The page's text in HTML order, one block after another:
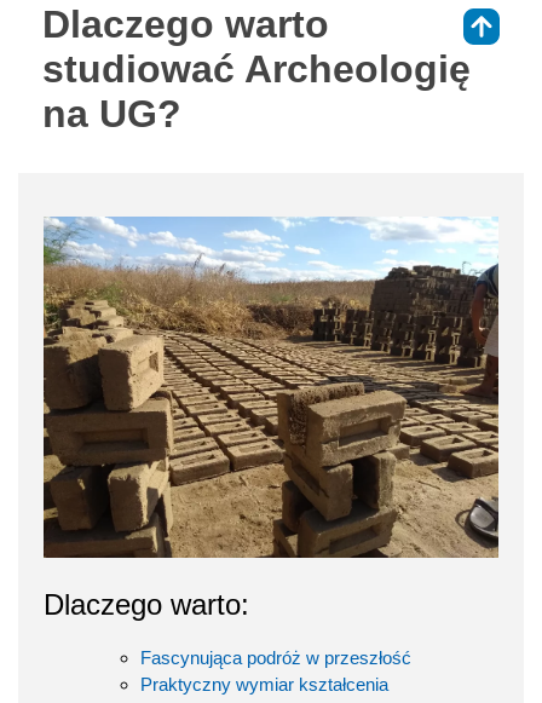
Dlaczego warto
studiować Archeologię
na UG?
Dlaczego warto:
Fascynująca podróż w przeszłość
Praktyczny wymiar kształcenia